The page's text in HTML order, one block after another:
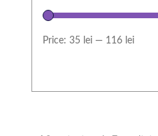
Price: 35 lei— 116 lei